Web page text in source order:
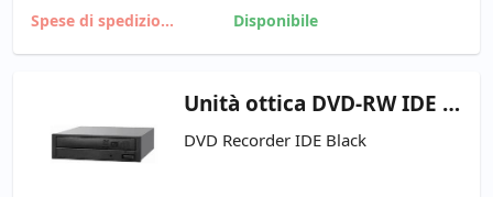
Spese di spedizione Disponibile
Unità ottica DVD-RW IDE Negra Ricondizionato
DVD Recorder IDE Black